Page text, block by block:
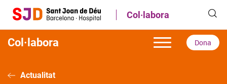
contingut
Col·labora
Col·labora Dona
Actualitat